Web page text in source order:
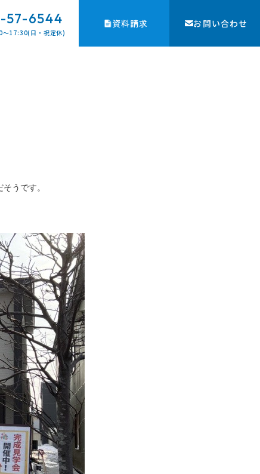
57-6544
〜17:30(日・祝定休)
資料請求 お問い合わせ
うです。